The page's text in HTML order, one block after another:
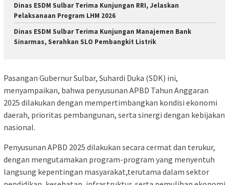
Dinas ESDM Sulbar Terima Kunjungan RRI, Jelaskan
Pelaksanaan Program LHM 2026
Dinas ESDM Sulbar Terima Kunjungan Manajemen Bank
Sinarmas, Serahkan SLO Pembangkit Listrik
Pasangan Gubernur Sulbar, Suhardi Duka (SDK) ini,
menyampaikan, bahwa penyusunan APBD Tahun Anggaran
2025 dilakukan dengan mempertimbangkan kondisi ekonomi
daerah, prioritas pembangunan, serta sinergi dengan kebijakan
nasional.
Penyusunan APBD 2025 dilakukan secara cermat dan terukur,
dengan mengutamakan program-program yang menyentuh
langsung kepentingan masyarakat,terutama dalam sektor